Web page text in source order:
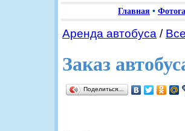
Главная •
Аренда автобуса /
Заказ
Поделиться…